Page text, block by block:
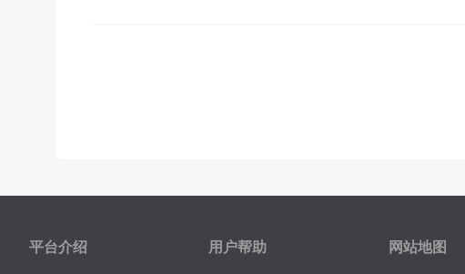
平台介绍 用户帮助 网站地图